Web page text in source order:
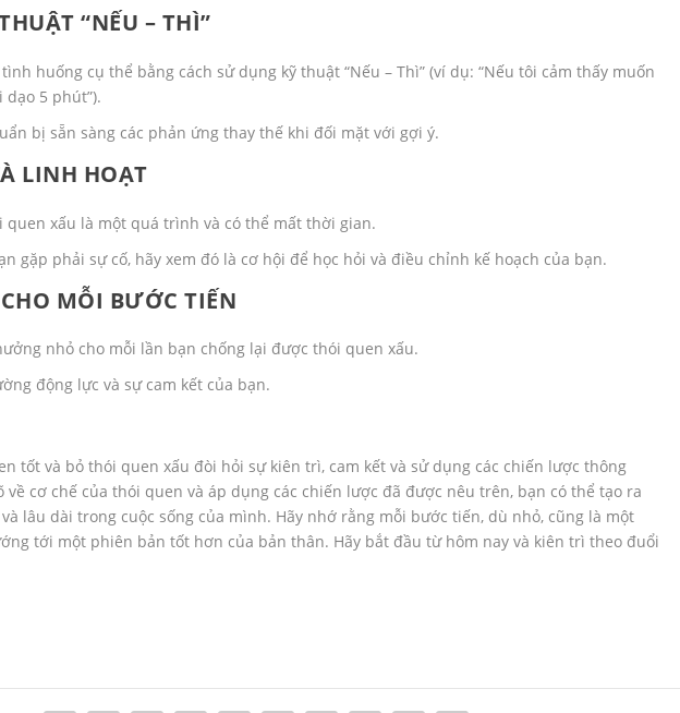
“NẾU – THÌ”
huống cụ thể bằng cách sử dụng kỹ thuật “Nếu – Thì” (ví dụ: “Nếu tôi cảm thấy muốn
5 phút”).
bị sẵn sàng các phản ứng thay thế khi đối mặt với gợi ý.
LINH HOẠT
quen xấu là một quá trình và có thể mất thời gian.
gặp phải sự cố, hãy xem đó là cơ hội để học hỏi và điều chỉnh kế hoạch của bạn.
MỖI BƯỚC TIẾN
nhỏ cho mỗi lần bạn chống lại được thói quen xấu.
động lực và sự cam kết của bạn.
tốt và bỏ thói quen xấu đòi hỏi sự kiên trì, cam kết và sử dụng các chiến lược thông
về cơ chế của thói quen và áp dụng các chiến lược đã được nêu trên, bạn có thể tạo ra
lâu dài trong cuộc sống của mình. Hãy nhớ rằng mỗi bước tiến, dù nhỏ, cũng là một
tới một phiên bản tốt hơn của bản thân. Hãy bắt đầu từ hôm nay và kiên trì theo đuổi